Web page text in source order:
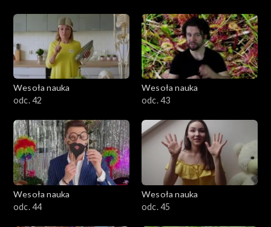
Wesoła nauka
odc. 42
Wesoła nauka
odc. 43
Wesoła nauka
odc. 44
Wesoła nauka
odc. 45